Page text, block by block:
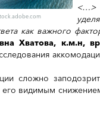
<…>
как важного
Хватова, к.м.н,
сложно
видимым